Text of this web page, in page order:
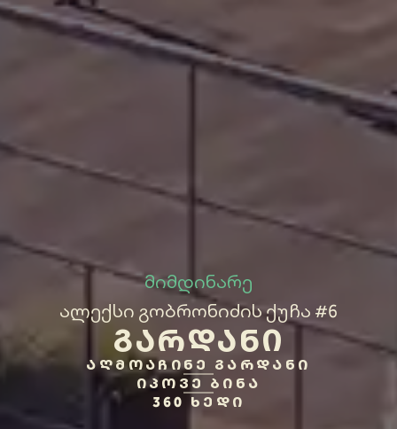
მიმდინარე
ალექსი გობრონიძის ქუჩა #6
ᲒᲐᲠᲓᲐᲜᲘ
ᲐᲦᲛᲝᲐᲩᲘᲜᲔ ᲒᲐᲠᲓᲐᲜᲘ
ᲘᲞᲝᲕᲔ ᲑᲘᲜᲐ
360 ᲮᲔᲓᲘ